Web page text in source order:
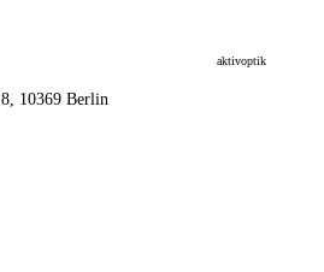
aktivoptik
10369 Berlin